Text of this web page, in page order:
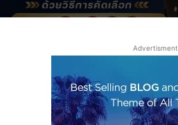
Advertisment